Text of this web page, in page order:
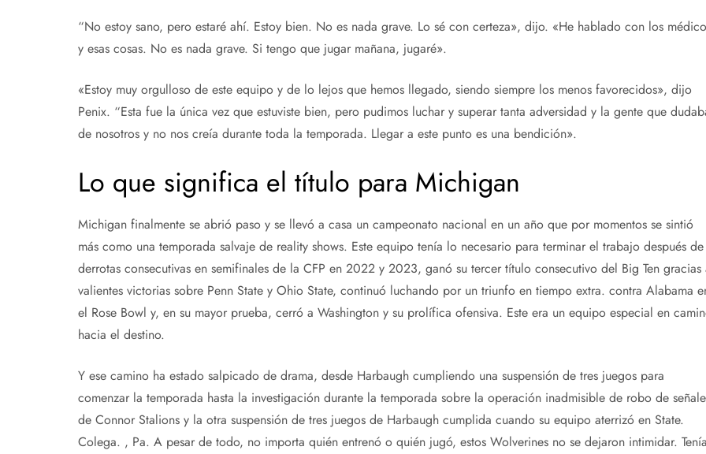
“No estoy sano, pero estaré ahí. Estoy bien. No es nada grave. Lo sé con certeza», dijo. «He hablado con los
y esas cosas. No es nada grave. Si tengo que jugar mañana, jugaré».
«Estoy muy orgulloso de este equipo y de lo lejos que hemos llegado, siendo siempre los menos favorecidos», dijo
Penix. “Esta fue la única vez que estuviste bien, pero pudimos luchar y superar tanta adversidad y la gente que
de nosotros y no nos creía durante toda la temporada. Llegar a este punto es una bendición».
Lo que significa el título para Michigan
Michigan finalmente se abrió paso y se llevó a casa un campeonato nacional en un año que por momentos se sintió
más como una temporada salvaje de reality shows. Este equipo tenía lo necesario para terminar el trabajo después de
derrotas consecutivas en semifinales de la CFP en 2022 y 2023, ganó su tercer título consecutivo del Big Ten gracias
valientes victorias sobre Penn State y Ohio State, continuó luchando por un triunfo en tiempo extra. contra Alabama
el Rose Bowl y, en su mayor prueba, cerró a Washington y su prolífica ofensiva. Este era un equipo especial en
hacia el destino.
Y ese camino ha estado salpicado de drama, desde Harbaugh cumpliendo una suspensión de tres juegos para
comenzar la temporada hasta la investigación durante la temporada sobre la operación inadmisible de robo de
de Connor Stalions y la otra suspensión de tres juegos de Harbaugh cumplida cuando su equipo aterrizó en State.
Colega. , Pa. A pesar de todo, no importa quién entrenó o quién jugó, estos Wolverines no se dejaron intimidar.